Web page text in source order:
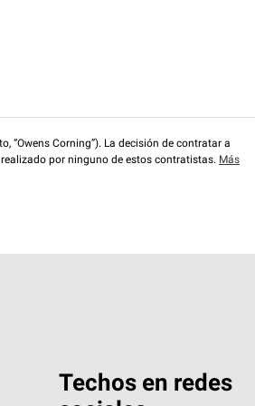
“Owens Corning”). La decisión de contratar a
por ninguno de estos contratistas. Más
Techos en redes